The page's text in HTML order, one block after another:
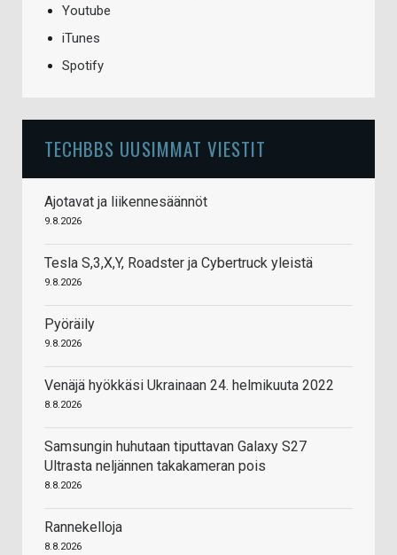
Youtube
iTunes
Spotify
TECHBBS UUSIMMAT VIESTIT
Ajotavat ja liikennesäännöt
9.8.2026
Tesla S,3,X,Y, Roadster ja Cybertruck yleistä
9.8.2026
Pyöräily
9.8.2026
Venäjä hyökkäsi Ukrainaan 24. helmikuuta 2022
8.8.2026
Samsungin huhutaan tiputtavan Galaxy S27
Ultrasta neljännen takakameran pois
8.8.2026
Rannekelloja
8.8.2026